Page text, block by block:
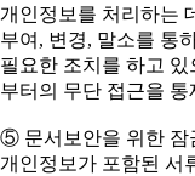
개인정보를 처리하는
부여, 변경, 말소를 통
필요한 조치를 하고
부터의 무단 접근을
⑤ 문서보안을 위한 잠
개인정보가 포함된 서